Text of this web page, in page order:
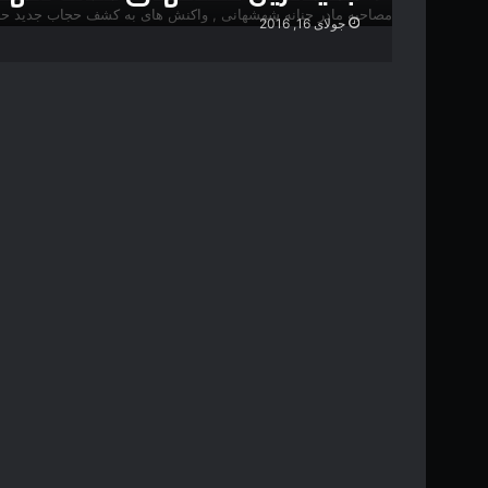
جولای 16, 2016